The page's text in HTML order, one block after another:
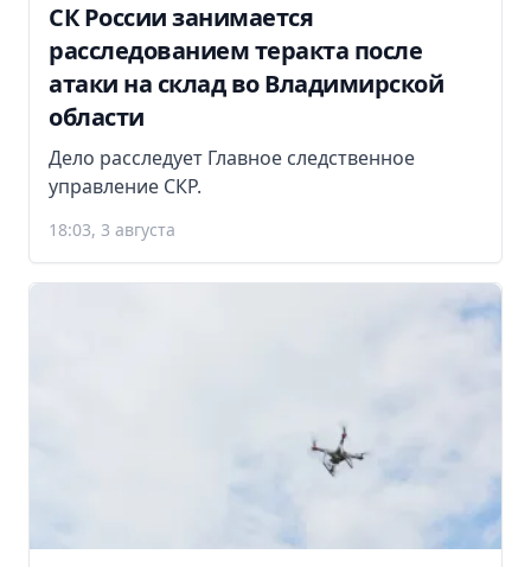
СК России занимается
расследованием теракта после
атаки на склад во Владимирской
области
Дело расследует Главное следственное
управление СКР.
18:03, 3 августа